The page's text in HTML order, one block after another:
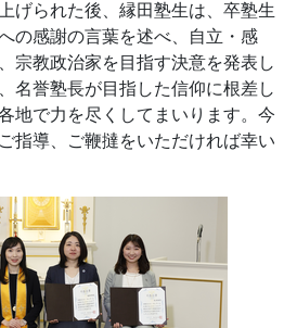
げられた後、縁田塾生は、卒塾生
の感謝の言葉を述べ、自立・感
宗教政治家を目指す決意を発表し
名誉塾長が目指した信仰に根差し
地で力を尽くしてまいります。今
指導、ご鞭撻をいただければ幸い